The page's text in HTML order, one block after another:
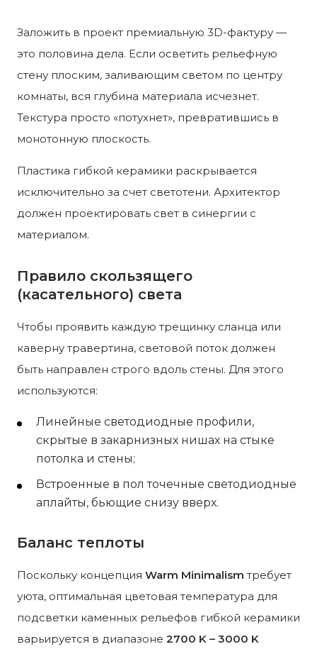
Заложить в проект премиальную 3D-фактуру —
это половина дела. Если осветить рельефную
стену плоским, заливающим светом по центру
комнаты, вся глубина материала исчезнет.
Текстура просто «потухнет», превратившись в
монотонную плоскость.
Пластика гибкой керамики раскрывается
исключительно за счет светотени. Архитектор
должен проектировать свет в синергии с
материалом.
Правило скользящего
(касательного) света
Чтобы проявить каждую трещинку сланца или
каверну травертина, световой поток должен
быть направлен строго вдоль стены. Для этого
используются:
Линейные светодиодные профили,
скрытые в закарнизных нишах на стыке
потолка и стены;
Встроенные в пол точечные светодиодные
аплайты, бьющие снизу вверх.
Баланс теплоты
Поскольку концепция Warm Minimalism требует
уюта, оптимальная цветовая температура для
подсветки каменных рельефов гибкой керамики
варьируется в диапазоне 2700 K – 3000 K